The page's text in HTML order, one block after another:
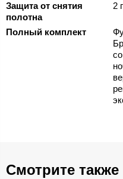
Защита от снятия
полотна
2
Полный комплект
Смотрите также